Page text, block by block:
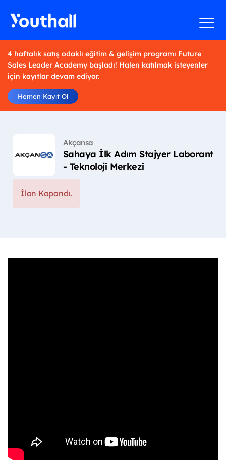
4 haftalık satış odaklı eğitim & gelişim programı Future
Sales Leader Academy başladı! Halen katılmak isteyenler
için kayıtlar devam ediyor.
Hemen Kayıt Ol
Akçansa
Sahaya İlk Adım Stajyer Laborant
- Teknoloji Merkezi
İlan Kapandı.